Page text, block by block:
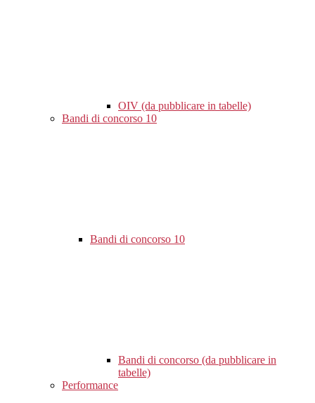
OIV (da pubblicare in tabelle)
Bandi di concorso 10
Bandi di concorso 10
Bandi di concorso (da pubblicare in
tabelle)
Performance